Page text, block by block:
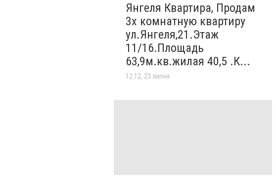
Янгеля Квартира, Продам
3х комнатную квартиру
ул.Янгеля,21.Этаж
11/16.Площадь
63,9м.кв.жилая 40,5 .К...
12:12, 23 липня